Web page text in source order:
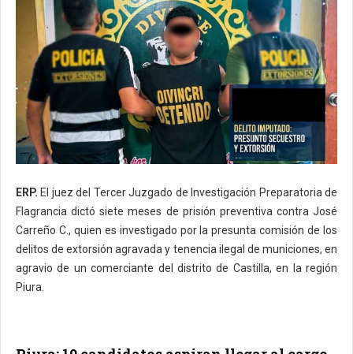
ERP. El juez del Tercer Juzgado de Investigación Preparatoria de
Flagrancia dictó siete meses de prisión preventiva contra José
Carreño C., quien es investigado por la presunta comisión de los
delitos de extorsión agravada y tenencia ilegal de municiones, en
agravio de un comerciante del distrito de Castilla, en la región
Piura.